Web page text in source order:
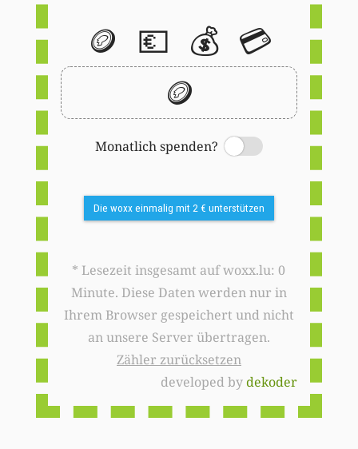
🪙 💶 💰 💳
🪙
Monatlich spenden?
Switch
Die woxx einmalig mit 2 € unterstützen
* Lesezeit insgesamt auf woxx.lu: 0
Minute. Diese Daten werden nur in
Ihrem Browser gespeichert und nicht
an unsere Server übertragen.
Zähler zurücksetzen
developed bydekoder